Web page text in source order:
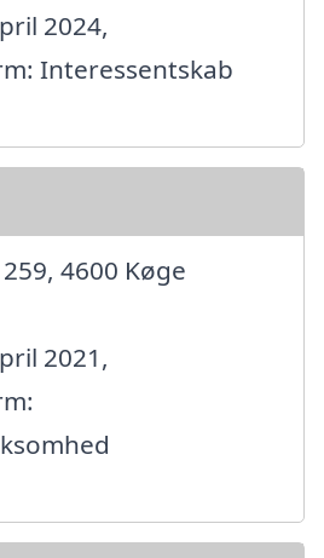
2024,
Interessentskab
4600 Køge
2021,